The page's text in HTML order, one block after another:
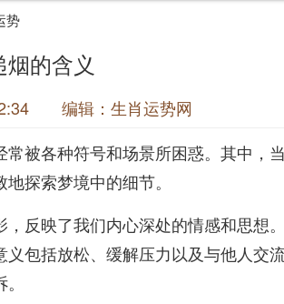
势
的含义
编辑：生肖运势网
常被各种符号和场景所困惑。其中，
探索梦境中的细节。
，反映了我们内心深处的情感和思想
义包括放松、缓解压力以及与他人交